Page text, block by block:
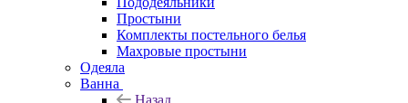
Простыни
Комплекты постельного белья
Махровые простыни
Одеяла
Ванна
Назад